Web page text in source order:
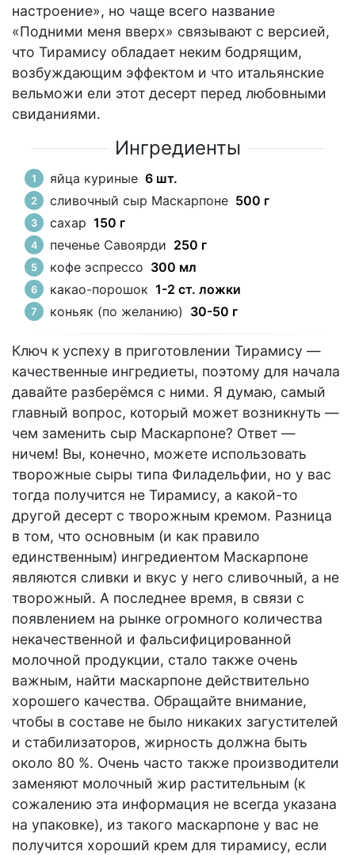
настроение», но чаще всего название
«Подними меня вверх» связывают с версией,
что Тирамису обладает неким бодрящим,
возбуждающим эффектом и что итальянские
вельможи ели этот десерт перед любовными
свиданиями.
Ингредиенты
яйца куриные 6 шт.
сливочный сыр Маскарпоне 500 г
сахар 150 г
печенье Савоярди 250 г
кофе эспрессо 300 мл
какао-порошок 1-2 ст. ложки
коньяк (по желанию) 30-50 г
Ключ к успеху в приготовлении Тирамису —
качественные ингредиеты, поэтому для начала
давайте разберёмся с ними. Я думаю, самый
главный вопрос, который может возникнуть —
чем заменить сыр Маскарпоне? Ответ —
ничем! Вы, конечно, можете использовать
творожные сыры типа Филадельфии, но у вас
тогда получится не Тирамису, а какой-то
другой десерт с творожным кремом. Разница
в том, что основным (и как правило
единственным) ингредиентом Маскарпоне
являются сливки и вкус у него сливочный, а не
творожный. А последнее время, в связи с
появлением на рынке огромного количества
некачественной и фальсифицированной
молочной продукции, стало также очень
важным, найти маскарпоне действительно
хорошего качества. Обращайте внимание,
чтобы в составе не было никаких загустителей
и стабилизаторов, жирность должна быть
около 80 %. Очень часто также производители
заменяют молочный жир растительным (к
сожалению эта информация не всегда указана
на упаковке), из такого маскарпоне у вас не
получится хороший крем для тирамису, если